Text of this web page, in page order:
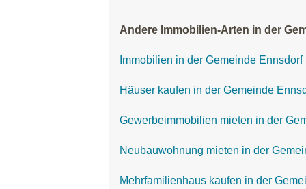
Andere Immobilien-Arten in der
Immobilien in der Gemeinde Ennsdorf
Häuser kaufen in der Gemeinde
Gewerbeimmobilien mieten in der
Neubauwohnung mieten in der
Mehrfamilienhaus kaufen in der